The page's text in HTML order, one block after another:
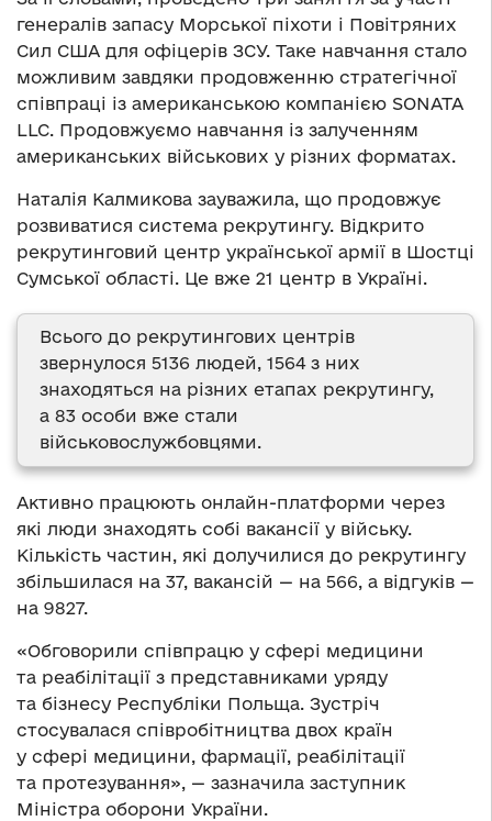
генералів запасу Морської піхоти і Повітряних
Сил США для офіцерів ЗСУ. Таке навчання стало
можливим завдяки продовженню стратегічної
співпраці із американською компанією SONATA
LLC. Продовжуємо навчання із залученням
американських військових у різних форматах.
Наталія Калмикова зауважила, що продовжує
розвиватися система рекрутингу. Відкрито
рекрутинговий центр української армії в Шостці
Сумської області. Це вже 21 центр в Україні.
Всього до рекрутингових центрів
звернулося 5136 людей, 1564 з них
знаходяться на різних етапах рекрутингу,
а 83 особи вже стали
військовослужбовцями.
Активно працюють онлайн-платформи через
які люди знаходять собі вакансії у війську.
Кількість частин, які долучилися до рекрутингу
збільшилася на 37, вакансій — на 566, а відгуків —
на 9827.
«Обговорили співпрацю у сфері медицини
та реабілітації з представниками уряду
та бізнесу Республіки Польща. Зустріч
стосувалася співробітництва двох країн
у сфері медицини, фармації, реабілітації
та протезування», — зазначила заступник
Міністра оборони України.